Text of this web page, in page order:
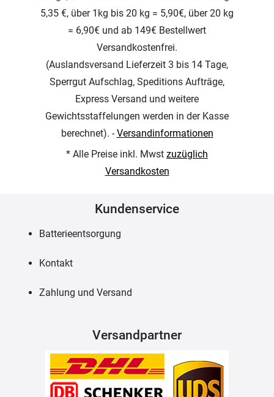
5,35 €, über 1kg bis 20 kg = 5,90€, über 20 kg
= 6,90€ und ab 149€ Bestellwert
Versandkostenfrei.
(Auslandsversand Lieferzeit 3 bis 14 Tage,
Sperrgut Aufschlag, Speditions Aufträge,
Express Versand und weitere
Gewichtsstaffelungen werden in der Kasse
berechnet). -Versandinformationen
* Alle Preise inkl. Mwst zuzüglich
Versandkosten
Kundenservice
Batterieentsorgung
Kontakt
Zahlung und Versand
Versandpartner